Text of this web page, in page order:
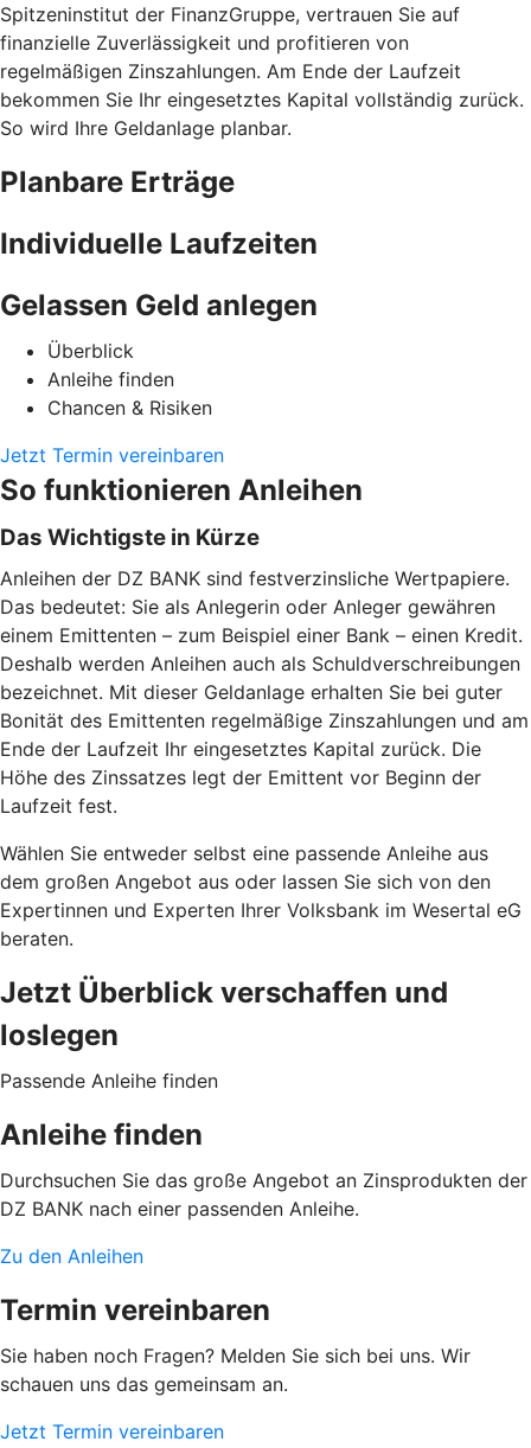
Spitzeninstitut der FinanzGruppe, vertrauen Sie auf
finanzielle Zuverlässigkeit und profitieren von
regelmäßigen Zinszahlungen. Am Ende der Laufzeit
bekommen Sie Ihr eingesetztes Kapital vollständig zurück.
So wird Ihre Geldanlage planbar.
Planbare Erträge
Individuelle Laufzeiten
Gelassen Geld anlegen
Überblick
Anleihe finden
Chancen & Risiken
Jetzt Termin vereinbaren
So funktionieren Anleihen
Das Wichtigste in Kürze
Anleihen der DZ BANK sind festverzinsliche Wertpapiere.
Das bedeutet: Sie als Anlegerin oder Anleger gewähren
einem Emittenten – zum Beispiel einer Bank – einen Kredit.
Deshalb werden Anleihen auch als Schuldverschreibungen
bezeichnet. Mit dieser Geldanlage erhalten Sie bei guter
Bonität des Emittenten regelmäßige Zinszahlungen und am
Ende der Laufzeit Ihr eingesetztes Kapital zurück. Die
Höhe des Zinssatzes legt der Emittent vor Beginn der
Laufzeit fest.
Wählen Sie entweder selbst eine passende Anleihe aus
dem großen Angebot aus oder lassen Sie sich von den
Expertinnen und Experten Ihrer Volksbank im Wesertal eG
beraten.
Jetzt Überblick verschaffen und
loslegen
Passende Anleihe finden
Anleihe finden
Durchsuchen Sie das große Angebot an Zinsprodukten der
DZ BANK nach einer passenden Anleihe.
Zu den Anleihen
Termin vereinbaren
Sie haben noch Fragen? Melden Sie sich bei uns. Wir
schauen uns das gemeinsam an.
Jetzt Termin vereinbaren